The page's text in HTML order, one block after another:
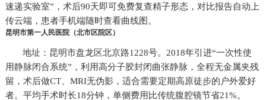
速递实验室”，术后90天即可免费复查精子形态，对比报告自动上
传云端，患者手机端随时查看曲线图。
昆明市第一人民医院（北市区院区）
地址：昆明市盘龙区北京路1228号。2018年引进“一次性使
用静脉闭合系统”，利用高分子胶封闭曲张静脉，全程无金属夹残
留，术后做CT、MRI无伪影，适合需要定期高原徒步的户外爱好
者。平均手术时长18分钟，单侧费用比传统腹腔镜节省21%。